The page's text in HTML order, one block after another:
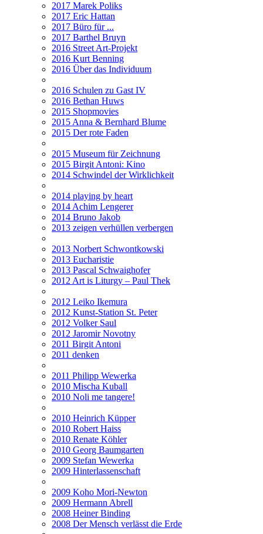
2017 Marek Poliks
2017 Eric Hattan
2017 Büro für ...
2017 Barthel Bruyn
2016 Street Art-Projekt
2016 Kurt Benning
2016 Über das Individuum
2016 Schulen zu Gast IV
2016 Bethan Huws
2015 Shopmovies
2015 Anna & Bernhard Blume
2015 Der rote Faden
2015 Museum für Zeichnung
2015 Birgit Antoni: Kino
2014 Schwindel der Wirklichkeit
2014 playing by heart
2014 Achim Lengerer
2014 Bruno Jakob
2013 zeigen verhüllen verbergen
2013 Norbert Schwontkowski
2013 Eucharistie
2013 Pascal Schwaighofer
2012 Art is Liturgy – Paul Thek
2012 Leiko Ikemura
2012 Kunst-Station St. Peter
2012 Volker Saul
2012 Jaromir Novotny
2011 Birgit Antoni
2011 denken
2011 Philipp Wewerka
2010 Mischa Kuball
2010 Noli me tangere!
2010 Heinrich Küpper
2010 Robert Haiss
2010 Renate Köhler
2010 Georg Baumgarten
2009 Stefan Wewerka
2009 Hinterlassenschaft
2009 Koho Mori-Newton
2009 Hermann Abrell
2008 Heiner Binding
2008 Der Mensch verlässt die Erde